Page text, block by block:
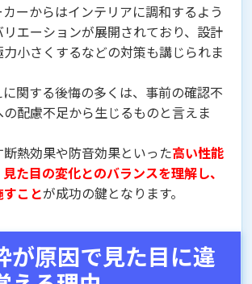
ーからはインテリアに調和するよう
エーションが展開されており、設計
小さくするなどの対策も講じられま
関する後悔の多くは、事前の確認不
配慮不足から生じるものと言えま
熱効果や防音効果といった高い性能
た目の変化とのバランスを理解し、
ことが成功の鍵となります。
が原因で見た目に違